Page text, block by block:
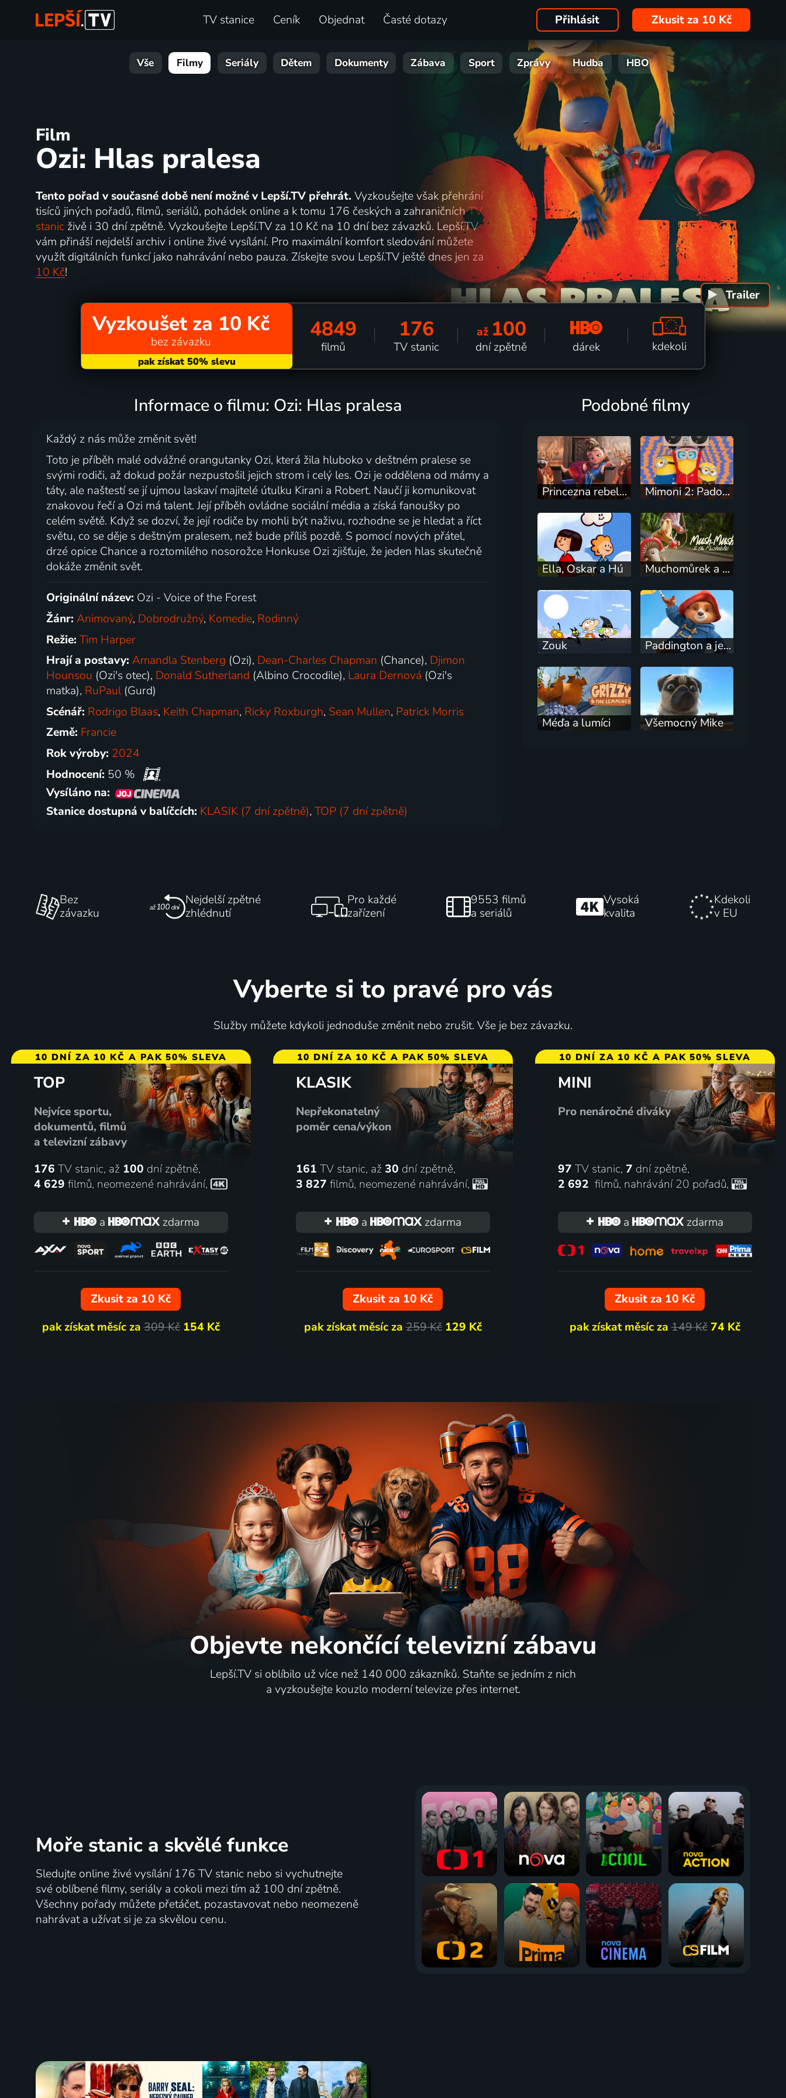
TV stanice Ceník Objednat Časté dotazy Přihlásit Zkusit za 10 Kč
Vše Filmy Seriály Dětem Dokumenty Zábava Sport Zprávy Hudba HBO
Film
Ozi: Hlas pralesa
Trailerk
Tento pořad v současné době není možné v Lepší.TV přehrát. Vyzkoušejte však přehrání
tisíců jiných pořadů, filmů, seriálů, pohádek online a k tomu 176 českých a zahraničníchTV
stanicživě i 30 dní zpětně. Vyzkoušejte Lepší.TV za 10 Kč na 10 dní bez závazků. Lepší.TV
vám přináší nejdelší archiv i online živé vysílání. Pro maximální komfort sledování můžete
využít digitálních funkcí jako nahrávání nebo pauza. Získejte svou Lepší.TV ještě dnes jen za
10 Kč!
Vyzkoušet za 10 Kč
bez závazku 4849
filmů
176
TV stanic
až 100
dní zpětně dárek kdekoli
Informace o filmu: Ozi: Hlas pralesa
Každý z nás může změnit svět!
Toto je příběh malé odvážné orangutanky Ozi, která žila hluboko v deštném pralese se
svými rodiči, až dokud požár nezpustošil jejich strom i celý les. Ozi je oddělena od mámy a
táty, ale naštestí se jí ujmou laskaví majitelé útulku Kirani a Robert. Naučí ji komunikovat
znakovou řečí a Ozi má talent. Její příběh ovládne sociální média a získá fanoušky po
celém světě. Když se dozví, že její rodiče by mohli být naživu, rozhodne se je hledat a říct
světu, co se děje s deštným pralesem, než bude příliš pozdě. S pomocí nových přátel,
drzé opice Chance a roztomilého nosorožce Honkuse Ozi zjišťuje, že jeden hlas skutečně
dokáže změnit svět.
Originální název: Ozi - Voice of the Forest
Žánr:Animovaný, Dobrodružný, Komedie, Rodinný
Režie:Tim Harper
Hrají a postavy:Amandla Stenberg (Ozi), Dean-Charles Chapman (Chance), Djimon
Hounsou (Ozi's otec), Donald Sutherland (Albino Crocodile), Laura Dernová (Ozi's
matka), RuPaul(Gurd)
Scénář: Rodrigo Blaas, Keith Chapman, Ricky Roxburgh, Sean Mullen, Patrick Morris
Země: Francie
Rok výroby: 2024
Hodnocení: 50 %
Vysíláno na:
Stanice dostupná v balíčcích: KLASIK (7 dní zpětně),TOP (7 dní zpětně)
Podobné filmy
Princezna rebelka Mimoni 2: Padouch přichází
Ella, Oskar a Hú Muchomůrek a Muchlíci
Zouk Paddington a jeho dobrodružstvá
Méďa a lumíci Všemocný Mike
Bez
závazku
Nejdelší zpětné
zhlédnutí
Pro každé
zařízení
9553 filmů
a seriálů
Vysoká
kvalita
Kdekoli
v EU
Vyberte si to pravé pro vás
Služby můžete kdykoli jednoduše změnit nebo zrušit. Vše je bez závazku.
10 DNÍ ZA 10 KČ A PAK 50% SLEVA
TOP
Nejvíce sportu,
dokumentů, filmů
a televizní zábavy
176 TV stanic, až 100 dní zpětně,
4 629 filmů, neomezené nahrávání,
a zdarma
Zkusit za 10 Kč
pak získat měsíc za309 Kč 154 Kč
10 DNÍ ZA 10 KČ A PAK 50% SLEVA
KLASIK
Nepřekonatelný
poměr cena/výkon
161 TV stanic, až 30 dní zpětně,
3 827 filmů, neomezené nahrávání,
a zdarma
Zkusit za 10 Kč
pak získat měsíc za259 Kč 129 Kč
10 DNÍ ZA 10 KČ A PAK 50% SLEVA
MINI
Pro nenáročné diváky
97 TV stanic, 7 dní zpětně,
2 692 filmů, nahrávání 20 pořadů,
a zdarma
Zkusit za 10 Kč
pak získat měsíc za149 Kč 74 Kč
Objevte nekončící televizní zábavu
Lepší.TV si oblíbilo už více než 140 000 zákazníků. Staňte se jedním z nich
a vyzkoušejte kouzlo moderní televize přes internet.
Moře stanic a skvělé funkce
Sledujte online živé vysílání 176 TV stanic nebo si vychutnejte
své oblíbené filmy, seriály a cokoli mezi tím až 100 dní zpětně.
Všechny pořady můžete přetáčet, pozastavovat nebo neomezeně
nahrávat a užívat si je za skvělou cenu.